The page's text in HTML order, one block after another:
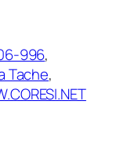
996
Tache